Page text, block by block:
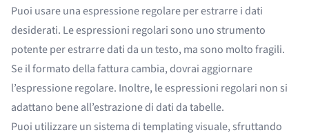
Puoi usare unaespressione regolareper estrarre i dati
desiderati. Le espressioni regolari sono uno strumento
potente per estrarre dati da un testo, ma sono molto fragili.
Se il formato della fattura cambia, dovrai aggiornare
l’espressione regolare. Inoltre, le espressioni regolari non si
adattano bene all’estrazione di dati da tabelle.
Puoi utilizzare un sistema di templating visuale, sfruttando